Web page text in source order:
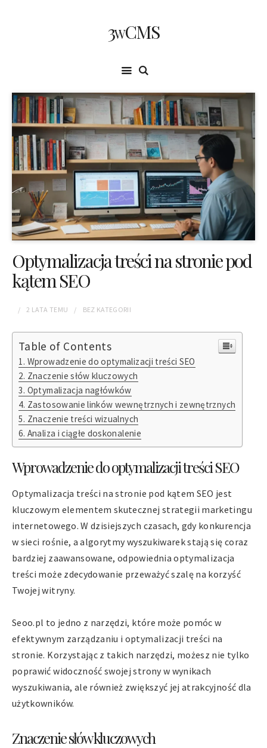
3wCMS
Optymalizacja treści na stronie pod
kątem SEO
2 LATA TEMU BEZ KATEGORII
Table of Contents
Wprowadzenie do optymalizacji treści SEO
Znaczenie słów kluczowych
Optymalizacja nagłówków
Zastosowanie linków wewnętrznych i zewnętrznych
Znaczenie treści wizualnych
Analiza i ciągłe doskonalenie
Wprowadzenie do optymalizacji treści SEO
Optymalizacja treści na stronie pod kątem SEO jest
kluczowym elementem skutecznej strategii marketingu
internetowego. W dzisiejszych czasach, gdy konkurencja
w sieci rośnie, a algorytmy wyszukiwarek stają się coraz
bardziej zaawansowane, odpowiednia optymalizacja
treści może zdecydowanie przeważyć szalę na korzyść
Twojej witryny.
Seoo.pl to jedno z narzędzi, które może pomóc w
efektywnym zarządzaniu i optymalizacji treści na
stronie. Korzystając z takich narzędzi, możesz nie tylko
poprawić widoczność swojej strony w wynikach
wyszukiwania, ale również zwiększyć jej atrakcyjność dla
użytkowników.
Znaczenie słów kluczowych